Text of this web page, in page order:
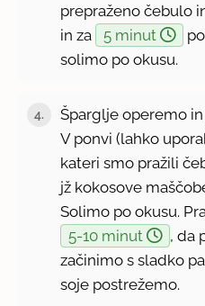
prepraženo čebulo
in za
5 minut
solimo po okusu.
4.
Šparglje operemo
V ponvi (lahko
kateri smo pražili
jž kokosove
Solimo po okusu.
5-10 minut
, da
začinimo s sladko
soje postrežemo.